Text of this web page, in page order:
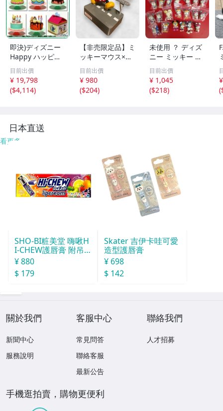
即決)ディズニー
Happy ハッピー
バースデーケーキ
全8種セット
目前出價
¥ 19,798
($4,114)
【非売限定品】ミ
ッキーマウス×NI
SSAN コラボ フ
ィギュア Disney
ディズニー レト
ロ 置物 ヴィンテ
目前出價
¥ 980
($204)
未使用 ？ ディズ
ニー ミッキー ミ
ニー ぷらぷら マ
スコット メタル
ボールチェーン
キーホルダー フ
目前出價
¥ 1,045
($218)
(
日本直送
看更多
SHO-BI粧美堂 嗨啾H
I-CHEW護唇膏 附吊
飾(款式隨機)
¥ 880
$ 179
Skater 吉伊卡哇可愛
造型護唇膏
¥ 698
$ 142
關於我們
新聞中心
服務說明
客服中心
常見問答
聯絡客服
最新公告
聯絡我們
人才招募
手機逛拍賣，購物更便利